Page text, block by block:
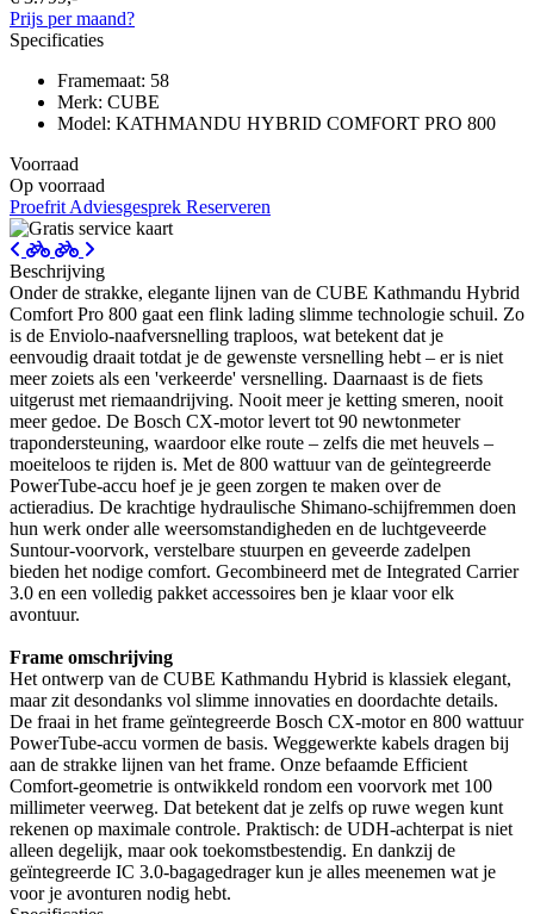
Prijs per maand?
Specificaties
Framemaat: 58
Merk: CUBE
Model: KATHMANDU HYBRID COMFORT PRO 800
Voorraad
Op voorraad
Proefrit Adviesgesprek Reserveren
Beschrijving
Onder de strakke, elegante lijnen van de CUBE Kathmandu Hybrid
Comfort Pro 800 gaat een flink lading slimme technologie schuil. Zo
is de Enviolo-naafversnelling traploos, wat betekent dat je
eenvoudig draait totdat je de gewenste versnelling hebt – er is niet
meer zoiets als een 'verkeerde' versnelling. Daarnaast is de fiets
uitgerust met riemaandrijving. Nooit meer je ketting smeren, nooit
meer gedoe. De Bosch CX-motor levert tot 90 newtonmeter
trapondersteuning, waardoor elke route – zelfs die met heuvels –
moeiteloos te rijden is. Met de 800 wattuur van de geïntegreerde
PowerTube-accu hoef je je geen zorgen te maken over de
actieradius. De krachtige hydraulische Shimano-schijfremmen doen
hun werk onder alle weersomstandigheden en de luchtgeveerde
Suntour-voorvork, verstelbare stuurpen en geveerde zadelpen
bieden het nodige comfort. Gecombineerd met de Integrated Carrier
3.0 en een volledig pakket accessoires ben je klaar voor elk
avontuur.
Frame omschrijving
Het ontwerp van de CUBE Kathmandu Hybrid is klassiek elegant,
maar zit desondanks vol slimme innovaties en doordachte details.
De fraai in het frame geïntegreerde Bosch CX-motor en 800 wattuur
PowerTube-accu vormen de basis. Weggewerkte kabels dragen bij
aan de strakke lijnen van het frame. Onze befaamde Efficient
Comfort-geometrie is ontwikkeld rondom een voorvork met 100
millimeter veerweg. Dat betekent dat je zelfs op ruwe wegen kunt
rekenen op maximale controle. Praktisch: de UDH-achterpat is niet
alleen degelijk, maar ook toekomstbestendig. En dankzij de
geïntegreerde IC 3.0-bagagedrager kun je alles meenemen wat je
voor je avonturen nodig hebt.